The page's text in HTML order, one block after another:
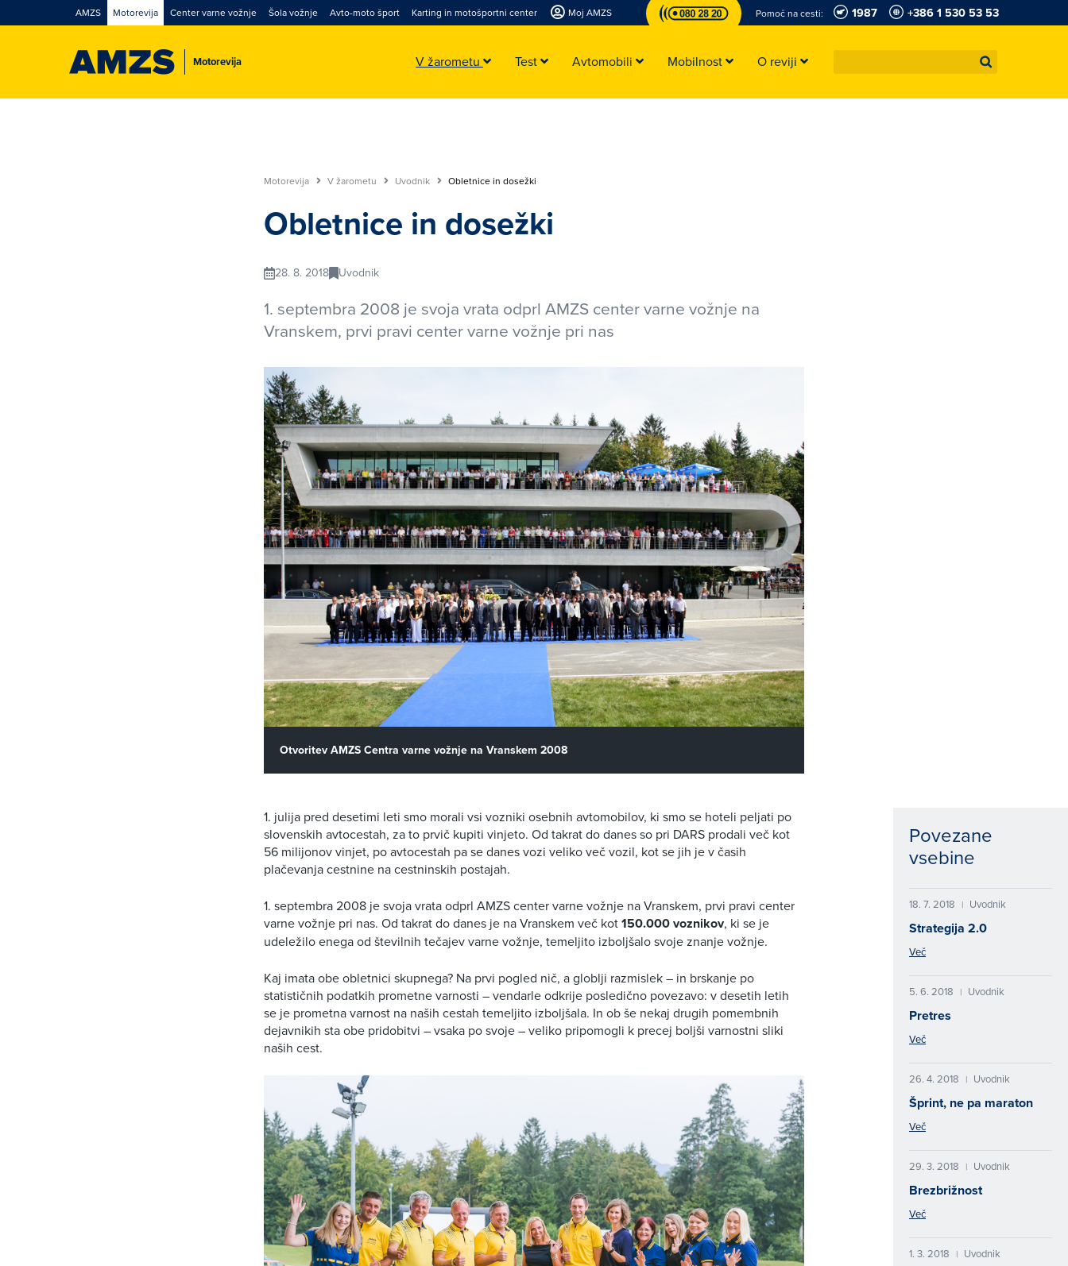
Motorevija
AMZS Motorevija Center varne vožnje Šola vožnje Avto-moto šport Karting in motošportni center Moj AMZS Pomoč na cesti: 1987 +386 1 530 53 53
V žarometu Test Avtomobili Mobilnost O reviji
Motorevija V žarometu Uvodnik Obletnice in dosežki
Obletnice in dosežki
28. 8. 2018 Uvodnik
1. septembra 2008 je svoja vrata odprl AMZS center varne vožnje na
Vranskem, prvi pravi center varne vožnje pri nas
Otvoritev AMZS Centra varne vožnje na Vranskem 2008
1. julija pred desetimi leti smo morali vsi vozniki osebnih avtomobilov, ki smo se hoteli peljati po
slovenskih avtocestah, za to prvič kupiti vinjeto. Od takrat do danes so pri DARS prodali več kot
56 milijonov vinjet, po avtocestah pa se danes vozi veliko več vozil, kot se jih je v časih
plačevanja cestnine na cestninskih postajah.
1. septembra 2008 je svoja vrata odprl AMZS center varne vožnje na Vranskem, prvi pravi center
varne vožnje pri nas. Od takrat do danes je na Vranskem več kot150.000 voznikov, ki se je
udeležilo enega od številnih tečajev varne vožnje, temeljito izboljšalo svoje znanje vožnje.
Kaj imata obe obletnici skupnega? Na prvi pogled nič, a globlji razmislek – in brskanje po
statističnih podatkih prometne varnosti – vendarle odkrije posledično povezavo: v desetih letih
se je prometna varnost na naših cestah temeljito izboljšala. In ob še nekaj drugih pomembnih
dejavnikih sta obe pridobitvi – vsaka po svoje – veliko pripomogli k precej boljši varnostni sliki
naših cest.
Povezane
vsebine
18. 7. 2018 | Uvodnik
Strategija 2.0
Več
5. 6. 2018 | Uvodnik
Pretres
Več
26. 4. 2018 | Uvodnik
Šprint, ne pa maraton
Več
29. 3. 2018 | Uvodnik
Brezbrižnost
Več
1. 3. 2018 | Uvodnik